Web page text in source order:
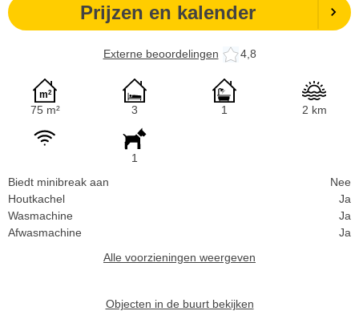
Prijzen en kalender
Externe beoordelingen 4,8
75 m² 3 1 2 km
1
Biedt minibreak aan
Nee
Houtkachel
Ja
Wasmachine
Ja
Afwasmachine
Ja
Alle voorzieningen weergeven
Objecten in de buurt bekijken